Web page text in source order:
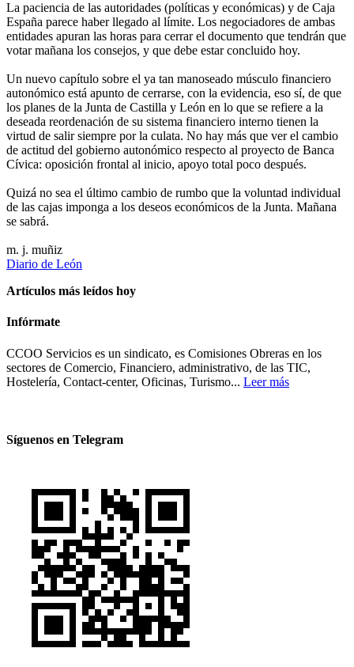
La paciencia de las autoridades (políticas y económicas) y de Caja
España parece haber llegado al límite. Los negociadores de ambas
entidades apuran las horas para cerrar el documento que tendrán que
votar mañana los consejos, y que debe estar concluido hoy.
Un nuevo capítulo sobre el ya tan manoseado músculo financiero
autonómico está apunto de cerrarse, con la evidencia, eso sí, de que
los planes de la Junta de Castilla y León en lo que se refiere a la
deseada reordenación de su sistema financiero interno tienen la
virtud de salir siempre por la culata. No hay más que ver el cambio
de actitud del gobierno autonómico respecto al proyecto de Banca
Cívica: oposición frontal al inicio, apoyo total poco después.
Quizá no sea el último cambio de rumbo que la voluntad individual
de las cajas imponga a los deseos económicos de la Junta. Mañana
se sabrá.
m. j. muñiz
Diario de León
Artículos más leídos hoy
Infórmate
CCOO Servicios es un sindicato, es Comisiones Obreras en los
sectores de Comercio, Financiero, administrativo, de las TIC,
Hostelería, Contact-center, Oficinas, Turismo... Leer más
Síguenos en Telegram